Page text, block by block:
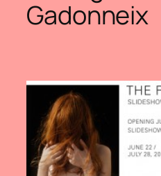
Gadonneix